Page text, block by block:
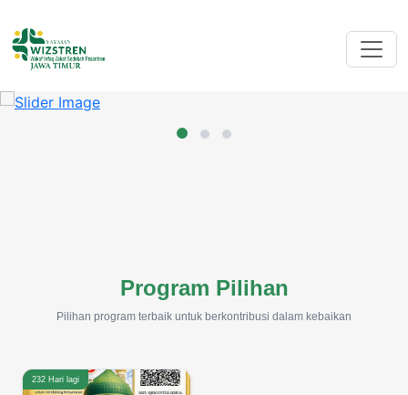
Program Pilihan
Pilihan program terbaik untuk berkontribusi dalam kebaikan
232 Hari lagi